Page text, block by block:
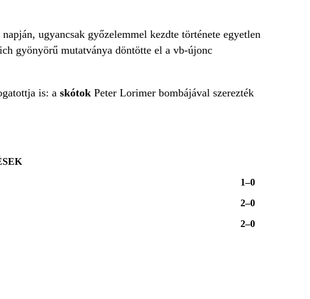
ugyancsak győzelemmel kezdte története egyetlen
gyönyörű mutatványa döntötte el a vb-újonc
is: a skótok Peter Lorimer bombájával szerezték
1–0
2–0
2–0